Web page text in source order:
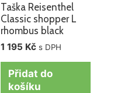
Taška Reisenthel
Classic shopper L
rhombus black
1 195 Kč s DPH
Přidat do
košíku